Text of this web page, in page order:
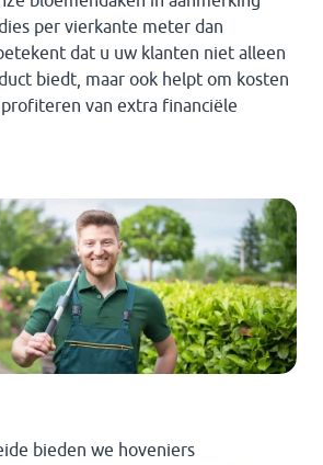
per vierkante meter dan
dat u uw klanten niet alleen
biedt, maar ook helpt om kosten
van extra financiële
bieden we hoveniers